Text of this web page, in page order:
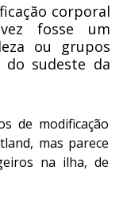
corporal
fosse um
ou grupos
do sudeste da
de modificação
mas parece
na ilha, de